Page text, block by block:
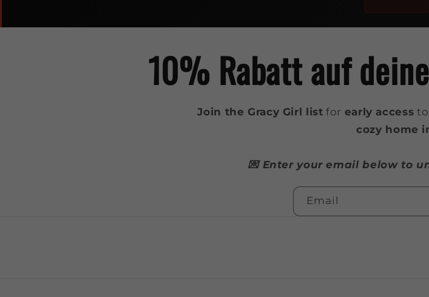
10% Rabatt auf
Join the Gracy Girl list for early access to
cozy home
💌 Enter your email below to
Email